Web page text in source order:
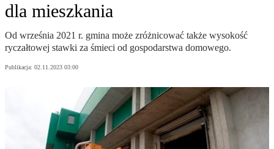
dla mieszkania
Od września 2021 r. gmina może zróżnicować także wysokość
ryczałtowej stawki za śmieci od gospodarstwa domowego.
Publikacja: 02.11.2023 03:00